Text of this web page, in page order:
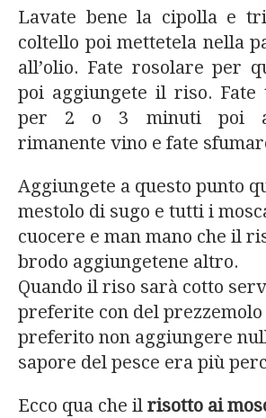
Lavate bene la cipolla e
coltello poi mettetela nella
all’olio. Fate rosolare per
poi aggiungete il riso.
per 2 o 3 minuti poi
rimanente vino e fate
Aggiungete a questo punto
mestolo di sugo e tutti i
cuocere e man mano che il
brodo aggiungetene altro.
Quando il riso sarà cotto
preferite con del
preferito non aggiungere
sapore del pesce era più
Ecco qua che il risotto ai